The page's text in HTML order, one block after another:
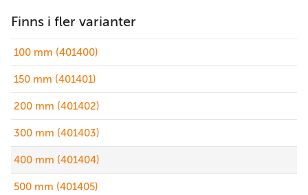
Finns i fler varianter
100 mm (401400)
150 mm (401401)
200 mm (401402)
300 mm (401403)
400 mm (401404)
500 mm (401405)